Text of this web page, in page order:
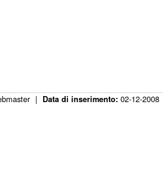
| Data di inserimento:02-12-2008